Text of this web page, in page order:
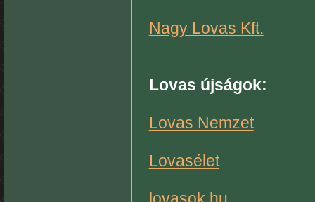
Nagy Lovas Kft.
Lovas újságok:
Lovas Nemzet
Lovasélet